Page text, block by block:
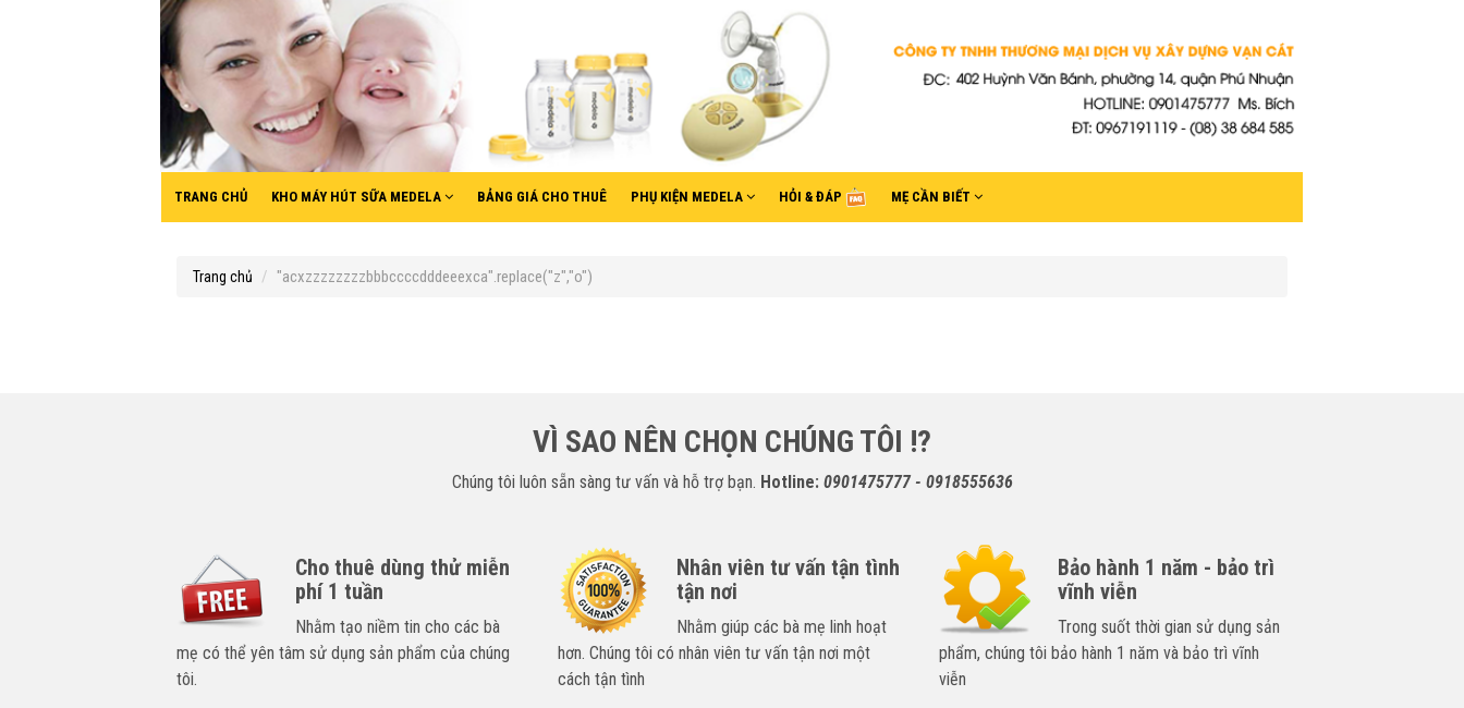
TRANG CHỦ KHO MÁY HÚT SỮA MEDELA BẢNG GIÁ CHO THUÊ PHỤ KIỆN MEDELA HỎI & ĐÁP MẸ CẦN BIẾT
Trang chủ "acxzzzzzzzzbbbccccdddeeexca".replace("z","o")
VÌ SAO NÊN CHỌN CHÚNG TÔI !?
Chúng tôi luôn sẵn sàng tư vấn và hỗ trợ bạn. Hotline: 0901475777 - 0918555636
Cho thuê dùng thử miễn
phí 1 tuần
Nhằm tạo niềm tin cho các bà
mẹ có thể yên tâm sử dụng sản phẩm của chúng
tôi.
Nhân viên tư vấn tận tình
tận nơi
Nhằm giúp các bà mẹ linh hoạt
hơn. Chúng tôi có nhân viên tư vấn tận nơi một
cách tận tình
Bảo hành 1 năm - bảo trì
vĩnh viễn
Trong suốt thời gian sử dụng sản
phẩm, chúng tôi bảo hành 1 năm và bảo trì vĩnh
viễn